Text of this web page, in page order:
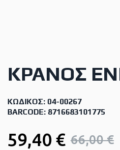
ΚΡΆΝΟΣ
ΚΩΔΙΚΌΣ: 04-00267
BARCODE: 8716683101775
59,40 € 66,00 €